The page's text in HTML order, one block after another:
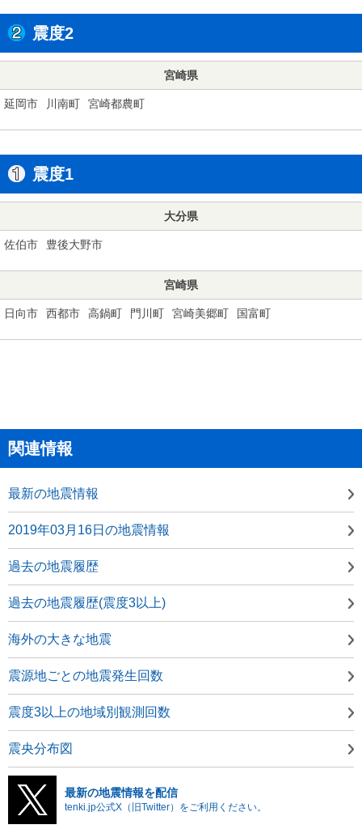
震度2
宮崎県
延岡市 川南町 宮崎都農町
震度1
大分県
佐伯市 豊後大野市
宮崎県
日向市 西都市 高鍋町 門川町 宮崎美郷町 国富町
関連情報
最新の地震情報
2019年03月16日の地震情報
過去の地震履歴
過去の地震履歴(震度3以上)
海外の大きな地震
震源地ごとの地震発生回数
震度3以上の地域別観測回数
震央分布図
最新の地震情報を配信
tenki.jp公式X（旧Twitter）をご利用ください。